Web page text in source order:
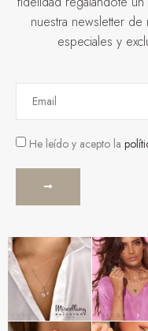
nuestra newsletter
especiales y
He leído y acepto la